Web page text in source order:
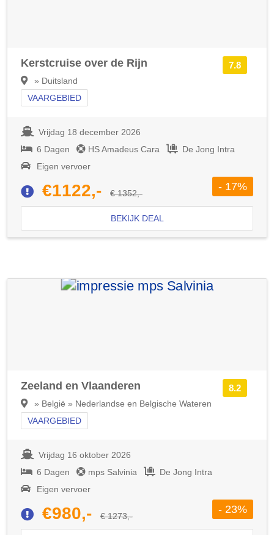
7.8
Kerstcruise over de Rijn
» Duitsland
VAARGEBIED
Vrijdag 18 december 2026
6 Dagen
HS Amadeus Cara
De Jong Intra
Eigen vervoer
€1122,- € 1352,-
- 17%
BEKIJK DEAL
8.2
Zeeland en Vlaanderen
» België » Nederlandse en Belgische Wateren
VAARGEBIED
Vrijdag 16 oktober 2026
6 Dagen
mps Salvinia
De Jong Intra
Eigen vervoer
€980,- € 1273,-
- 23%